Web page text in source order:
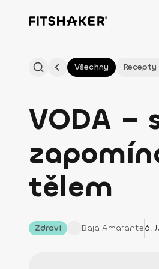
Všechny Recepty
VODA –
tělem
Zdraví Baja Amarante6.